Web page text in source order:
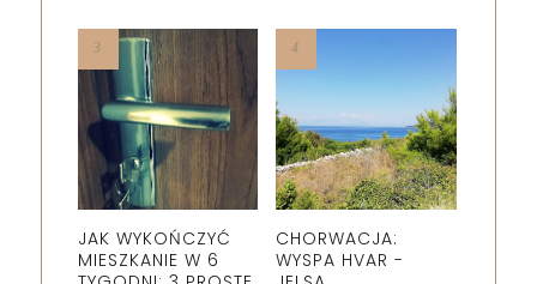
JAK WYKOŃCZYĆ
MIESZKANIE W 6
CHORWACJA:
WYSPA HVAR -